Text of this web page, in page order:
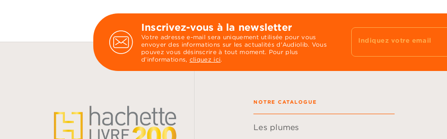
Inscrivez-vous à la newsletter
Votre adresse e-mail sera uniquement utilisée pour vous
envoyer des informations sur les actualités d'Audiolib. Vous
pouvez vous désinscrire à tout moment. Pour plus
d’informations, cliquez ici.
Indiquez votre email
NOTRE CATALOGUE
Les plumes